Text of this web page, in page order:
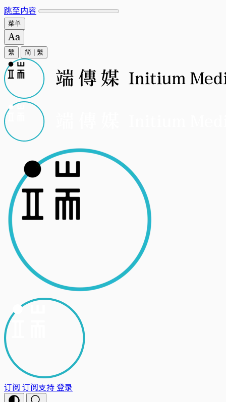
跳至内容
菜单
繁 简 繁
订阅 订阅支持登录